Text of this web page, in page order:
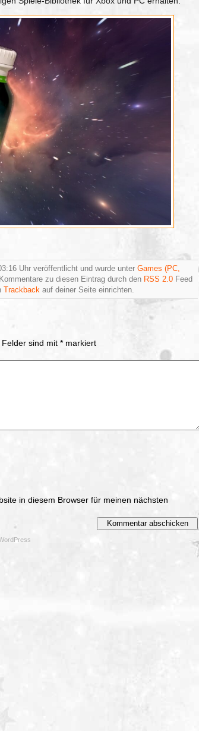
Uhr veröffentlicht und wurde unter Games (PC,
zu diesen Eintrag durch den RSS 2.0 Feed
Trackback auf deiner Seite einrichten.
sind mit * markiert
in diesem Browser für meinen nächsten